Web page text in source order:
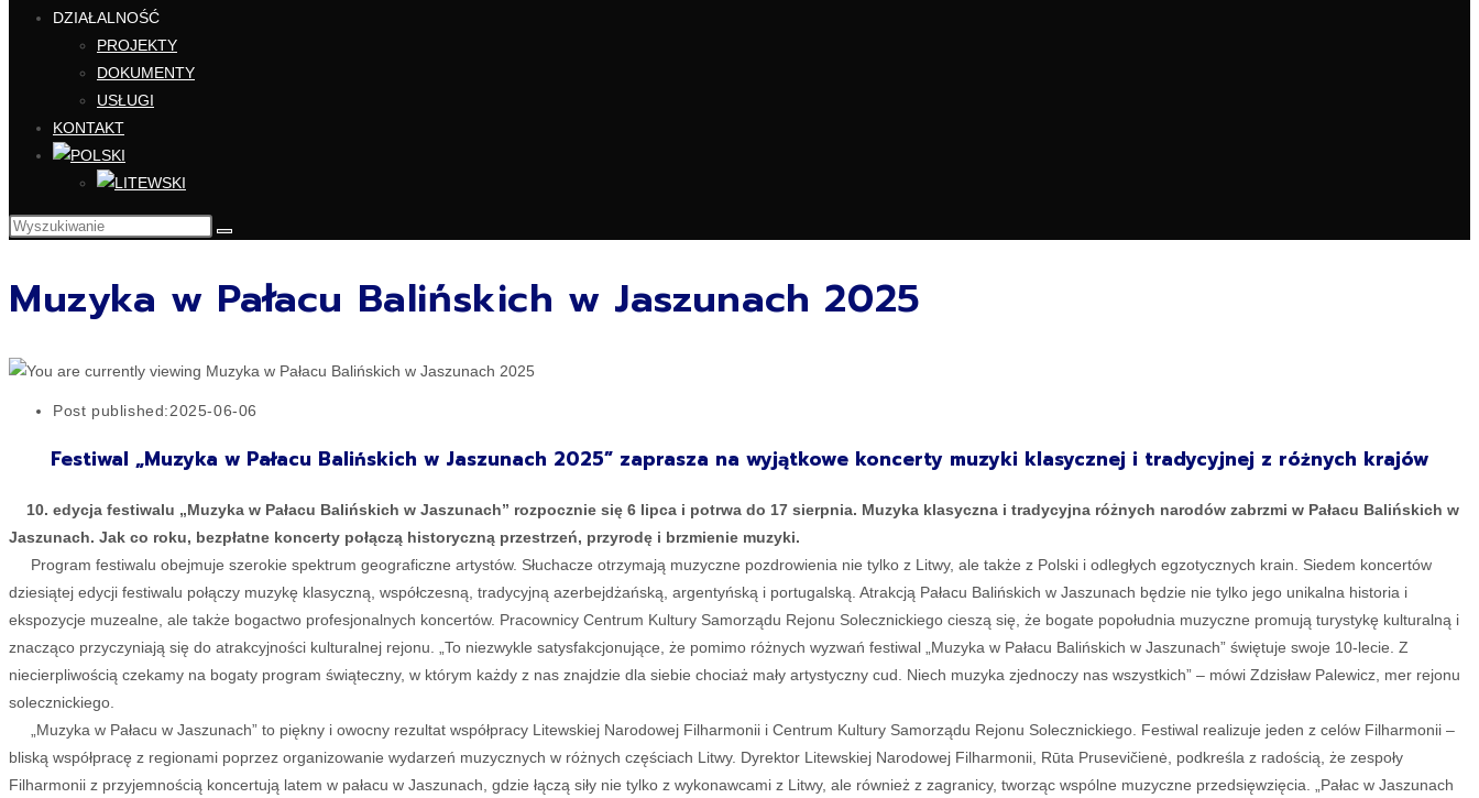
DZIAŁALNOŚĆ
PROJEKTY
DOKUMENTY
USŁUGI
KONTAKT
Muzyka w Pałacu Balińskich w Jaszunach 2025
Post published:2025-06-06
Festiwal „Muzyka w Pałacu Balińskich w Jaszunach 2025” zaprasza na wyjątkowe koncerty muzyki klasycznej i tradycyjnej z różnych krajów
10. edycja festiwalu „Muzyka w Pałacu Balińskich w Jaszunach” rozpocznie się 6 lipca i potrwa do 17 sierpnia. Muzyka klasyczna i tradycyjna różnych narodów zabrzmi w Pałacu Balińskich w
Jaszunach. Jak co roku, bezpłatne koncerty połączą historyczną przestrzeń, przyrodę i brzmienie muzyki.
Program festiwalu obejmuje szerokie spektrum geograficzne artystów. Słuchacze otrzymają muzyczne pozdrowienia nie tylko z Litwy, ale także z Polski i odległych egzotycznych krain. Siedem koncertów
dziesiątej edycji festiwalu połączy muzykę klasyczną, współczesną, tradycyjną azerbejdżańską, argentyńską i portugalską. Atrakcją Pałacu Balińskich w Jaszunach będzie nie tylko jego unikalna historia i
ekspozycje muzealne, ale także bogactwo profesjonalnych koncertów. Pracownicy Centrum Kultury Samorządu Rejonu Solecznickiego cieszą się, że bogate popołudnia muzyczne promują turystykę kulturalną i
znacząco przyczyniają się do atrakcyjności kulturalnej rejonu. „To niezwykle satysfakcjonujące, że pomimo różnych wyzwań festiwal „Muzyka w Pałacu Balińskich w Jaszunach” świętuje swoje 10-lecie. Z
niecierpliwością czekamy na bogaty program świąteczny, w którym każdy z nas znajdzie dla siebie chociaż mały artystyczny cud. Niech muzyka zjednoczy nas wszystkich” – mówi Zdzisław Palewicz, mer rejonu
solecznickiego.
„Muzyka w Pałacu w Jaszunach” to piękny i owocny rezultat współpracy Litewskiej Narodowej Filharmonii i Centrum Kultury Samorządu Rejonu Solecznickiego. Festiwal realizuje jeden z celów Filharmonii –
bliską współpracę z regionami poprzez organizowanie wydarzeń muzycznych w różnych częściach Litwy. Dyrektor Litewskiej Narodowej Filharmonii, Rūta Prusevičienė, podkreśla z radością, że zespoły
Filharmonii z przyjemnością koncertują latem w pałacu w Jaszunach, gdzie łączą siły nie tylko z wykonawcami z Litwy, ale również z zagranicy, tworząc wspólne muzyczne przedsięwzięcia. „Pałac w Jaszunach